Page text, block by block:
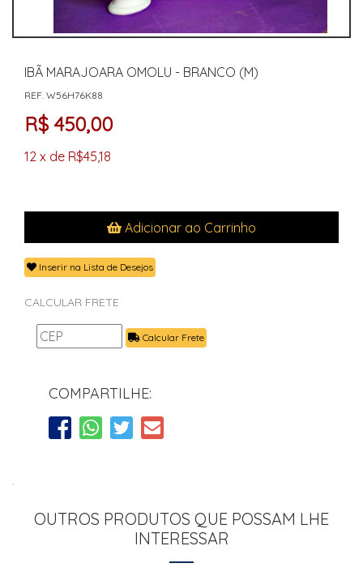
IBÃ MARAJOARA OMOLU - BRANCO (M)
REF. W56H76K88
R$ 450,00
12 x de R$45,18
Adicionar ao Carrinho
Inserir na Lista de Desejos
CALCULAR FRETE
Calcular Frete
COMPARTILHE:
OUTROS PRODUTOS QUE POSSAM LHE
INTERESSAR